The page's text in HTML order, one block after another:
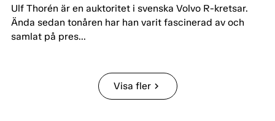
Ulf Thorén är en auktoritet i svenska Volvo R-kretsar.
Ända sedan tonåren har han varit fascinerad av och
samlat på pres...
Visa flerchevron_right